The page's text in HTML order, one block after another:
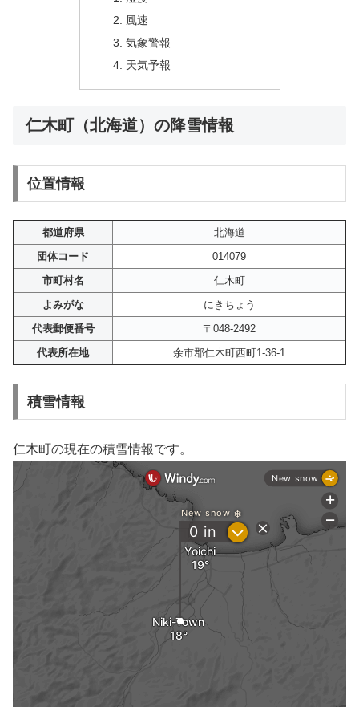
風速
気象警報
天気予報
仁木町（北海道）の降雪情報
位置情報
都道府県
北海道
団体コード
014079
市町村名
仁木町
よみがな
にきちょう
代表郵便番号
〒048-2492
代表所在地
余市郡仁木町西町1-36-1
積雪情報
仁木町の現在の積雪情報です。